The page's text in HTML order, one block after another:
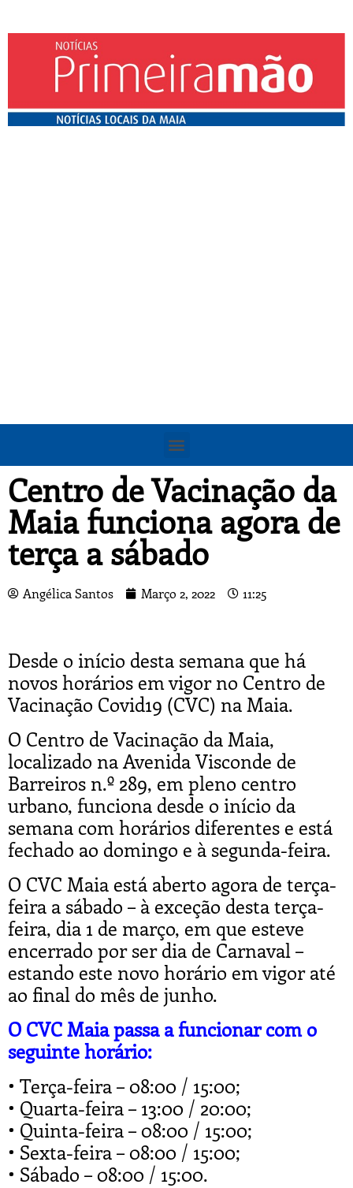
Centro de Vacinação da
Maia funciona agora de
terça a sábado
Angélica Santos Março 2, 2022 11:25
Desde o início desta semana que há
novos horários em vigor no Centro de
Vacinação Covid19 (CVC) na Maia.
O Centro de Vacinação da Maia,
localizado na Avenida Visconde de
Barreiros n.º 289, em pleno centro
urbano, funciona desde o início da
semana com horários diferentes e está
fechado ao domingo e à segunda-feira.
O CVC Maia está aberto agora de terça-
feira a sábado – à exceção desta terça-
feira, dia 1 de março, em que esteve
encerrado por ser dia de Carnaval –
estando este novo horário em vigor até
ao final do mês de junho.
O CVC Maia passa a funcionar com o
seguinte horário:
• Terça-feira – 08:00 / 15:00;
• Quarta-feira – 13:00 / 20:00;
• Quinta-feira – 08:00 / 15:00;
• Sexta-feira – 08:00 / 15:00;
• Sábado – 08:00 / 15:00.